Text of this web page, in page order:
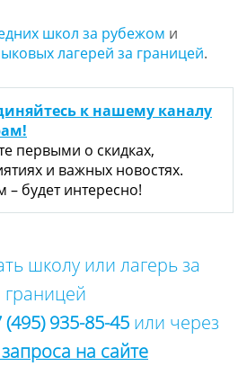
школ за рубежом и
лагерей за границей.
к нашему каналу
первыми о скидках,
и важных новостях.
будет интересно!
школу или лагерь за
границей
(495) 935-85-45 или через
на сайте